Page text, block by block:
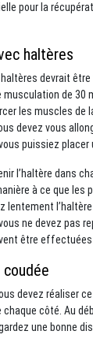
pour la
haltères
devrait
musculation de 30
les muscles de
devez vous
puissiez placer
l’haltère dans
à ce que les
lentement
ne devez pas
être effectuées
coudée
devez réaliser
côté. Au
une bonne